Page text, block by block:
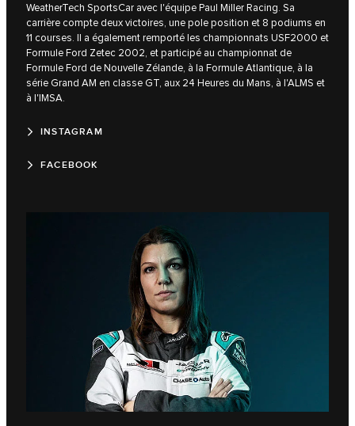
WeatherTech SportsCar avec l'équipe Paul Miller Racing. Sa
carrière compte deux victoires, une pole position et 8 podiums en
11 courses. Il a également remporté les championnats USF2000 et
Formule Ford Zetec 2002, et participé au championnat de
Formule Ford de Nouvelle Zélande, à la Formule Atlantique, à la
série Grand AM en classe GT, aux 24 Heures du Mans, à l'ALMS et
à l'IMSA.
INSTAGRAM
FACEBOOK